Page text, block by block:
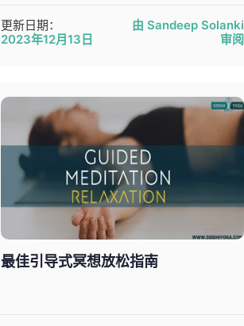
更新日期：
2023年12月13日
由 Sandeep Solanki
审阅
最佳引导式冥想放松指南